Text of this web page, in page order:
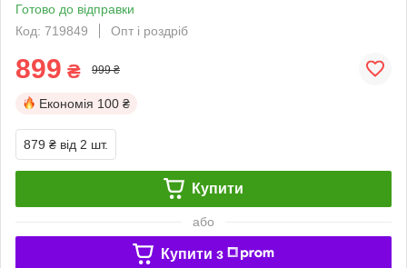
Готово до відправки
Код: 719849
Опт і роздріб
899 ₴ 999 ₴
Економія 100 ₴
879 ₴ від 2 шт.
Купити
або
Купити з